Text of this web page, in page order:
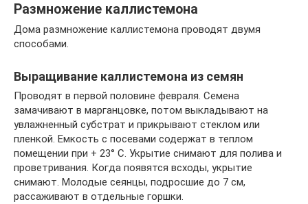
Размножение каллистемона
Дома размножение каллистемона проводят двумя
способами.
Выращивание каллистемона из семян
Проводят в первой половине февраля. Семена
замачивают в марганцовке, потом выкладывают на
увлажненный субстрат и прикрывают стеклом или
пленкой. Емкость с посевами содержат в теплом
помещении при + 23° C. Укрытие снимают для полива и
проветривания. Когда появятся всходы, укрытие
снимают. Молодые сеянцы, подросшие до 7 см,
рассаживают в отдельные горшки.